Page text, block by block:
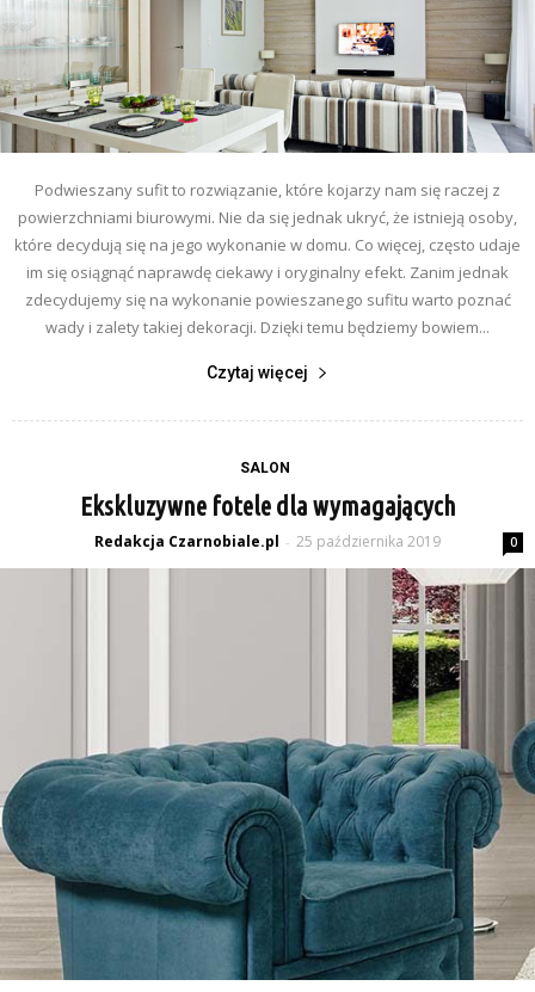
Podwieszany sufit to rozwiązanie, które kojarzy nam się raczej z
powierzchniami biurowymi. Nie da się jednak ukryć, że istnieją osoby,
które decydują się na jego wykonanie w domu. Co więcej, często udaje
im się osiągnąć naprawdę ciekawy i oryginalny efekt. Zanim jednak
zdecydujemy się na wykonanie powieszanego sufitu warto poznać
wady i zalety takiej dekoracji. Dzięki temu będziemy bowiem...
Czytaj więcej
SALON
Ekskluzywne fotele dla wymagających
Redakcja Czarnobiale.pl - 25 października 2019 0